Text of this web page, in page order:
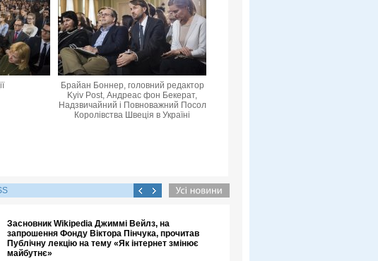
Брайан Боннер, головний редактор
Kyiv Post, Андреас фон Бекерат,
Надзвичайний і Повноважний Посол
Королівства Швеція в Україні
Засновник Wikipedia Джиммі Вейлз, на
запрошення Фонду Віктора Пінчука, прочитав
Публічну лекцію на тему «Як інтернет змінює
майбутнє»